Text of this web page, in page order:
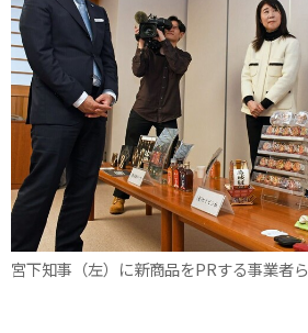
宮下知事（左）に新商品をPRする事業者ら